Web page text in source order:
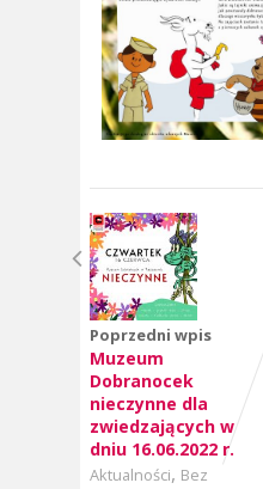
Poprzedni wpis
Muzeum
Dobranocek
nieczynne dla
zwiedzających w
dniu 16.06.2022 r.
Aktualności, Bez